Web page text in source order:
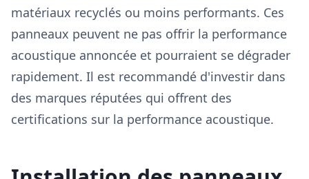
matériaux recyclés ou moins performants. Ces
panneaux peuvent ne pas offrir la performance
acoustique annoncée et pourraient se dégrader
rapidement. Il est recommandé d'investir dans
des marques réputées qui offrent des
certifications sur la performance acoustique.